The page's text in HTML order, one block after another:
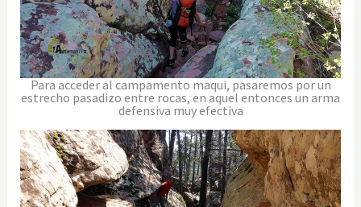
Para acceder al campamento maqui, pasaremos por un
estrecho pasadizo entre rocas, en aquel entonces un arma
defensiva muy efectiva